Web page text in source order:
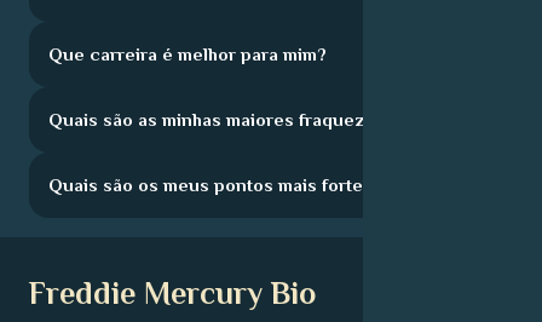
Que carreira é melhor para mim?
Quais são as minhas maiores fraquezas?
Quais são os meus pontos mais fortes?
Freddie Mercury Bio